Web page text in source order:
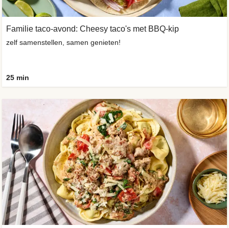
Familie taco-avond: Cheesy taco's met BBQ-kip
zelf samenstellen, samen genieten!
25 min